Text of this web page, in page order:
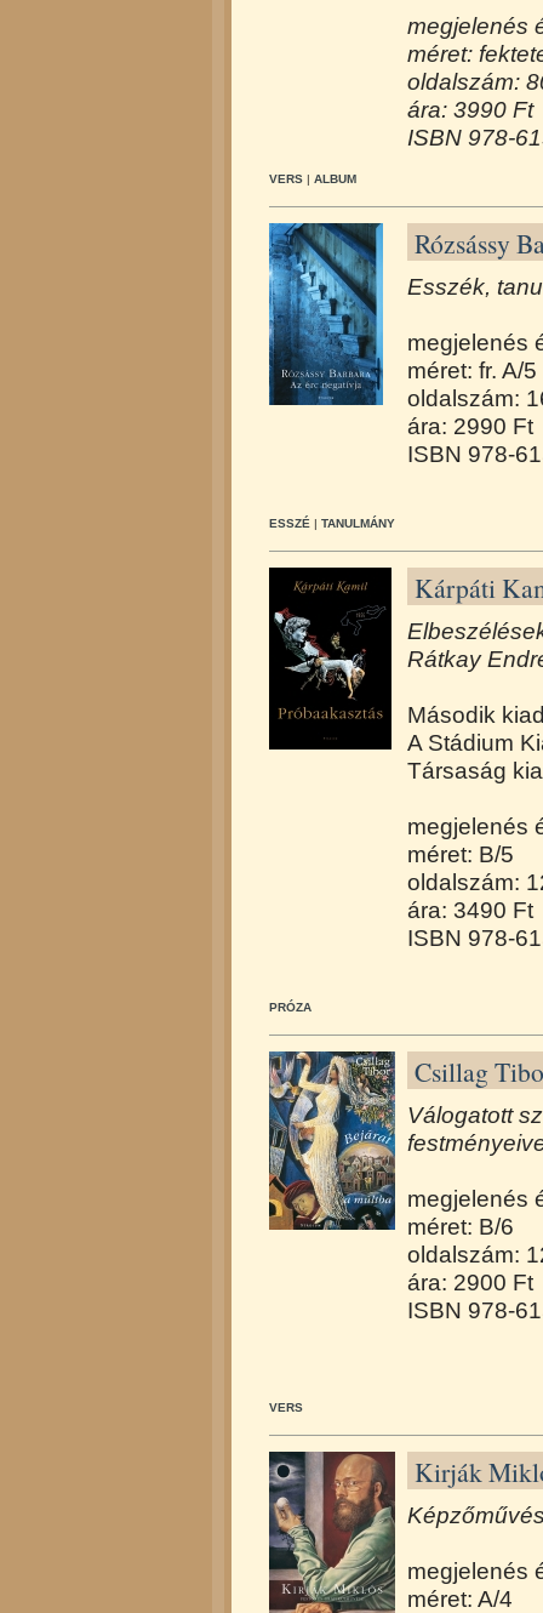
megjelenés
méret:
oldalszám:
ára: 3990 Ft
ISBN 978-
VERS | ALBUM
Rózsássy
Esszék,
megjelenés
méret: fr. A/5
oldalszám:
ára: 2990 Ft
ISBN 978-
ESSZÉ | TANULMÁNY
Kárpáti
Rátkay
Második
A Stádium
Társaság
megjelenés
méret: B/5
oldalszám:
ára: 3490 Ft
ISBN 978-
PRÓZA
Csillag
Válogatott
megjelenés
méret: B/6
oldalszám:
ára: 2900 Ft
ISBN 978-
VERS
Kirják
megjelenés
méret: A/4